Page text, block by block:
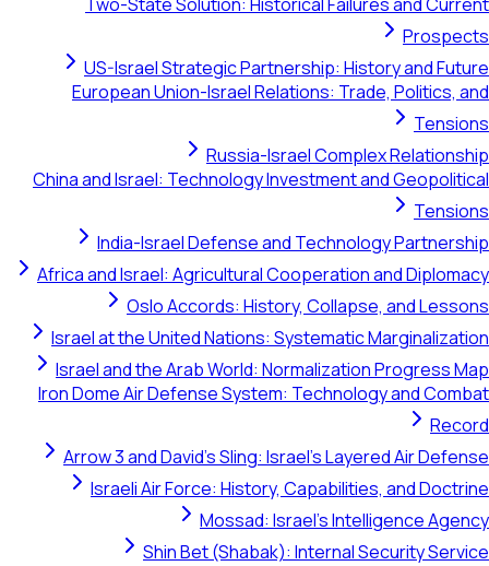
US-Israel Strategic Partnership: History and
European Union-Israel Relations: Trade,
Russia-Israel Complex
China and Israel: Technology Investment and
India-Israel Defense and Technology
Africa and Israel: Agricultural Cooperation and
Oslo Accords: History, Collapse, and
Israel at the United Nations: Systematic
Israel and the Arab World: Normalization
Iron Dome Air Defense System: Technology and
Arrow 3 and David's Sling: Israel's Layered Air
Israeli Air Force: History, Capabilities, and
Mossad: Israel's Intelligence
Shin Bet (Shabak): Internal Security